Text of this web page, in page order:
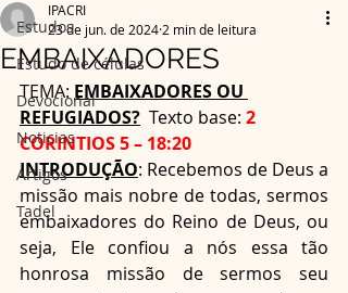
Estudos
Estudo de células
Devocional
Noticias
Artigos
Tadel
EMBAIXADORES
IPACRI
23 de jun. de 2024 2 min de leitura
TEMA: EMBAIXADORES OU
REFUGIADOS? Texto base: 2
CORINTIOS 5 – 18:20
INTRODUÇÃO: Recebemos de Deus a
missão mais nobre de todas, sermos
embaixadores do Reino de Deus, ou
seja, Ele confiou a nós essa tão
honrosa missão de sermos seu